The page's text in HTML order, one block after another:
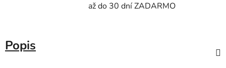
až do 30 dní ZADARMO
Popis